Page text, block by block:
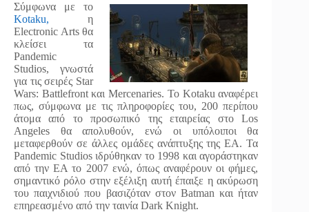
Σύμφωνα με το
Kotaku, η
Εlectronic Arts θα
κλείσει τα
Pandemic
Studios, γνωστά
για τις σειρές Star
Wars: Battlefront και Mercenaries. Το Kotaku αναφέρει
πως, σύμφωνα με τις πληροφορίες του, 200 περίπου
άτομα από το προσωπικό της εταιρείας στο Los
Angeles θα απολυθούν, ενώ οι υπόλοιποι θα
μεταφερθούν σε άλλες ομάδες ανάπτυξης της ΕΑ. Τα
Pandemic Studios ιδρύθηκαν το 1998 και αγοράστηκαν
από την ΕΑ το 2007 ενώ, όπως αναφέρουν οι φήμες,
σημαντικό ρόλο στην εξέλιξη αυτή έπαιξε η ακύρωση
του παιχνιδιού που βασιζόταν στον Batman και ήταν
επηρεασμένο από την ταινία Dark Knight.